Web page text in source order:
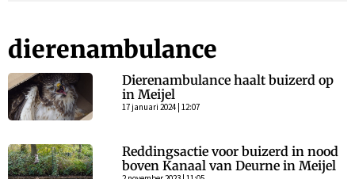
dierenambulance
Dierenambulance haalt buizerd op
in Meijel
17 januari 2024 | 12:07
Reddingsactie voor buizerd in nood
boven Kanaal van Deurne in Meijel